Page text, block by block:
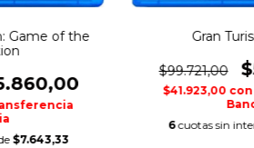
Game of the
$7.643,33
Gran
$99.721,00
$41.923,00 con
6 cuotas sin